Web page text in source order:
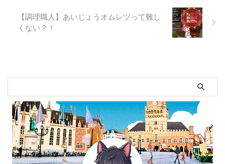
【調理職人】あいじょうオムレツって難し
くない？！